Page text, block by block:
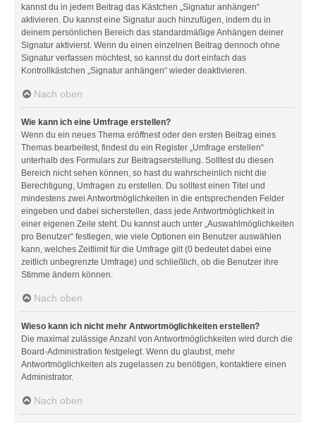
kannst du in jedem Beitrag das Kästchen „Signatur anhängen“
aktivieren. Du kannst eine Signatur auch hinzufügen, indem du in
deinem persönlichen Bereich das standardmäßige Anhängen deiner
Signatur aktivierst. Wenn du einen einzelnen Beitrag dennoch ohne
Signatur verfassen möchtest, so kannst du dort einfach das
Kontrollkästchen „Signatur anhängen“ wieder deaktivieren.
Nach oben
Wie kann ich eine Umfrage erstellen?
Wenn du ein neues Thema eröffnest oder den ersten Beitrag eines
Themas bearbeitest, findest du ein Register „Umfrage erstellen“
unterhalb des Formulars zur Beitragserstellung. Solltest du diesen
Bereich nicht sehen können, so hast du wahrscheinlich nicht die
Berechtigung, Umfragen zu erstellen. Du solltest einen Titel und
mindestens zwei Antwortmöglichkeiten in die entsprechenden Felder
eingeben und dabei sicherstellen, dass jede Antwortmöglichkeit in
einer eigenen Zeile steht. Du kannst auch unter „Auswahlmöglichkeiten
pro Benutzer“ festlegen, wie viele Optionen ein Benutzer auswählen
kann, welches Zeitlimit für die Umfrage gilt (0 bedeutet dabei eine
zeitlich unbegrenzte Umfrage) und schließlich, ob die Benutzer ihre
Stimme ändern können.
Nach oben
Wieso kann ich nicht mehr Antwortmöglichkeiten erstellen?
Die maximal zulässige Anzahl von Antwortmöglichkeiten wird durch die
Board-Administration festgelegt. Wenn du glaubst, mehr
Antwortmöglichkeiten als zugelassen zu benötigen, kontaktiere einen
Administrator.
Nach oben